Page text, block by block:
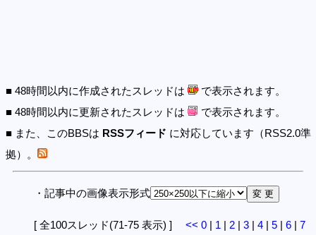
■ 48時間以内に作成されたスレッドは
で表示されます。
■ 48時間以内に更新されたスレッドは
で表示されます。
■ また、このBBSは RSSフィード に対応しています（RSS2.0準
拠）。
・記事中の画像表示形式
[ 全100スレッド(71-75 表示) ] << 0 | 1 | 2 | 3 | 4 | 5 | 6 | 7